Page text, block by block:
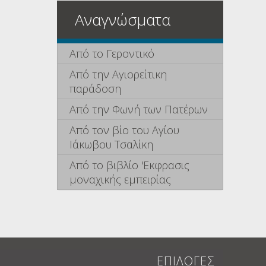
Αναγνώσματα
Από το Γεροντικό
Από την Αγιορείτικη
παράδοση
Από την Φωνή των Πατέρων
Από τον βίο του Αγίου
Ιάκωβου Τσαλίκη
Από το βιβλίο 'Εκφρασις
μοναχικής εμπειρίας
ΕΠΙΛΟΓΕΣ